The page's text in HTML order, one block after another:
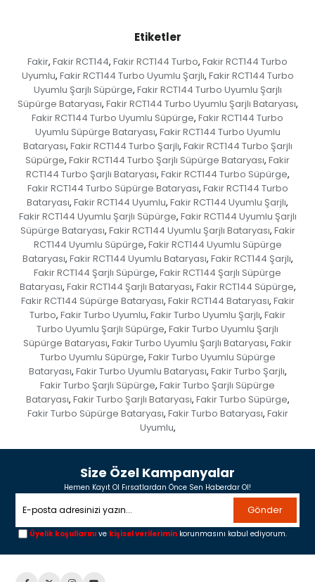
Etiketler
Fakir, Fakir RCT144, Fakir RCT144 Turbo, Fakir RCT144 Turbo
Uyumlu, Fakir RCT144 Turbo Uyumlu Şarjlı, Fakir RCT144 Turbo
Uyumlu Şarjlı Süpürge, Fakir RCT144 Turbo Uyumlu Şarjlı
Süpürge Bataryası, Fakir RCT144 Turbo Uyumlu Şarjlı Bataryası,
Fakir RCT144 Turbo Uyumlu Süpürge, Fakir RCT144 Turbo
Uyumlu Süpürge Bataryası, Fakir RCT144 Turbo Uyumlu
Bataryası, Fakir RCT144 Turbo Şarjlı, Fakir RCT144 Turbo Şarjlı
Süpürge, Fakir RCT144 Turbo Şarjlı Süpürge Bataryası, Fakir
RCT144 Turbo Şarjlı Bataryası, Fakir RCT144 Turbo Süpürge,
Fakir RCT144 Turbo Süpürge Bataryası, Fakir RCT144 Turbo
Bataryası, Fakir RCT144 Uyumlu, Fakir RCT144 Uyumlu Şarjlı,
Fakir RCT144 Uyumlu Şarjlı Süpürge, Fakir RCT144 Uyumlu Şarjlı
Süpürge Bataryası, Fakir RCT144 Uyumlu Şarjlı Bataryası, Fakir
RCT144 Uyumlu Süpürge, Fakir RCT144 Uyumlu Süpürge
Bataryası, Fakir RCT144 Uyumlu Bataryası, Fakir RCT144 Şarjlı,
Fakir RCT144 Şarjlı Süpürge, Fakir RCT144 Şarjlı Süpürge
Bataryası, Fakir RCT144 Şarjlı Bataryası, Fakir RCT144 Süpürge,
Fakir RCT144 Süpürge Bataryası, Fakir RCT144 Bataryası, Fakir
Turbo, Fakir Turbo Uyumlu, Fakir Turbo Uyumlu Şarjlı, Fakir
Turbo Uyumlu Şarjlı Süpürge, Fakir Turbo Uyumlu Şarjlı
Süpürge Bataryası, Fakir Turbo Uyumlu Şarjlı Bataryası, Fakir
Turbo Uyumlu Süpürge, Fakir Turbo Uyumlu Süpürge
Bataryası, Fakir Turbo Uyumlu Bataryası, Fakir Turbo Şarjlı,
Fakir Turbo Şarjlı Süpürge, Fakir Turbo Şarjlı Süpürge
Bataryası, Fakir Turbo Şarjlı Bataryası, Fakir Turbo Süpürge,
Fakir Turbo Süpürge Bataryası, Fakir Turbo Bataryası, Fakir
Uyumlu,
Size Özel Kampanyalar
Hemen Kayıt Ol Fırsatlardan Önce Sen Haberdar Ol!
Gönder
Üyelik koşullarını ve kişisel verilerimin korunmasını kabul ediyorum.